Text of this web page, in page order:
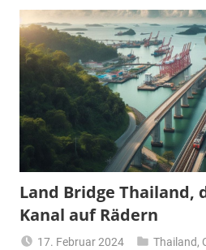
Land Bridge Thailand,
Kanal auf Rädern
17. Februar 2024
Thailand,